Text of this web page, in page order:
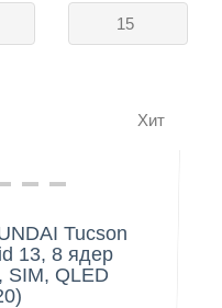
15
Хит
Tucson
13, 8 ядер
SIM, QLED